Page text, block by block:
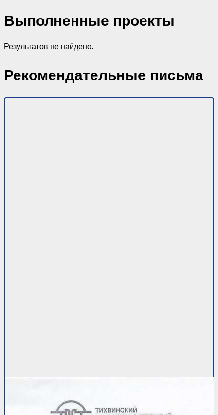
Выполненные проекты
Результатов не найдено.
Рекомендательные письма